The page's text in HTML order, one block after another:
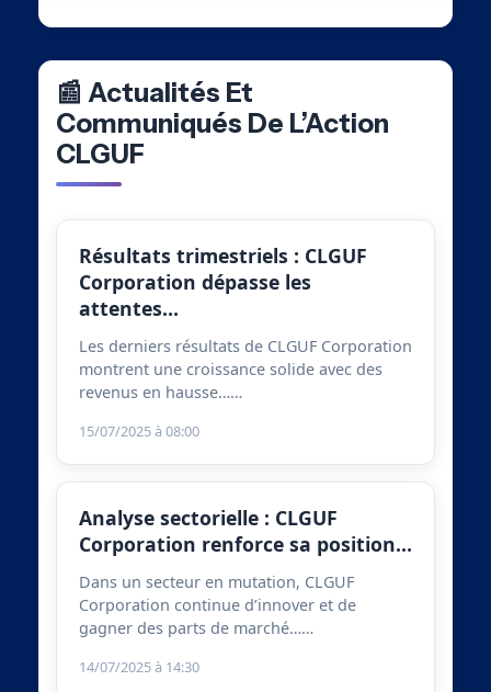
📰 Actualités Et
Communiqués De L’Action
CLGUF
Résultats trimestriels : CLGUF
Corporation dépasse les
attentes…
Les derniers résultats de CLGUF Corporation
montrent une croissance solide avec des
revenus en hausse……
15/07/2025 à 08:00
Analyse sectorielle : CLGUF
Corporation renforce sa position…
Dans un secteur en mutation, CLGUF
Corporation continue d’innover et de
gagner des parts de marché……
14/07/2025 à 14:30